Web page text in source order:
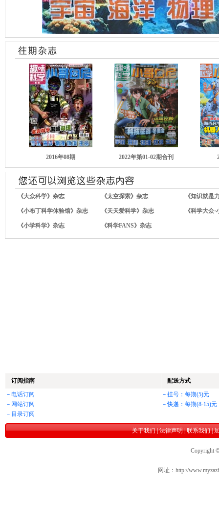
2016年08期 2022年第01-02期合刊
《大众科学》杂志 《太空探索》杂志 《知识就是
《小布丁科学体验馆》杂志 《天天爱科学》杂志 《科学大众
《小学科学》杂志 《科学FANS》杂志